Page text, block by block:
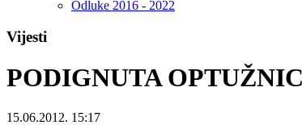
Odluke 2016 - 2022
Vijesti
PODIGNUTA
15.06.2012. 15:17